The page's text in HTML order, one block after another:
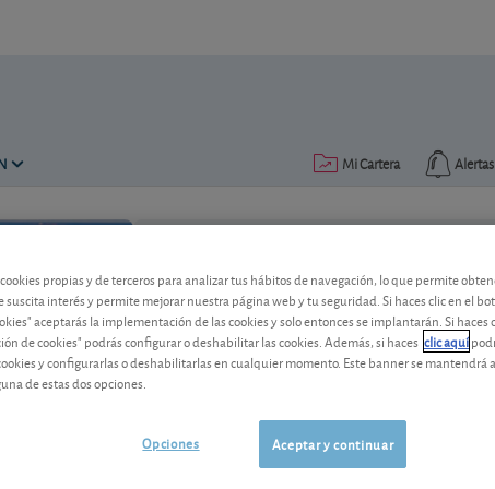
Alertas
Mi Cartera
La acción de Exmar ha
El 25 de marzo recomendamos
11,45 EUR
propias y de terceros para analizar tus hábitos de navegación, lo que permite
suscita interés y permite mejorar nuestra página web y tu seguridad. Si haces clic en el
aceptarás la implementación de las cookies y solo entonces se implantarán. Si haces
de cookies" podrás configurar o deshabilitar las cookies. Además, si haces clic aquí
y configurarlas o deshabilitarlas en cualquier momento. Este banner se mantendrá
de estas dos opciones.
Aceptar y continuar
Opciones